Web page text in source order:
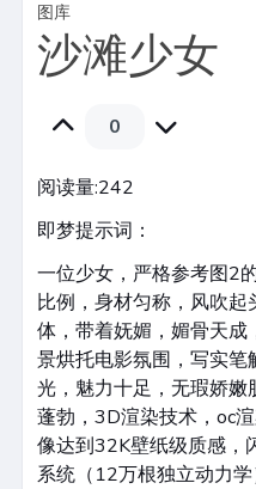
图库
沙滩少女
0
阅读量:242
即梦提示词：
一位少女，严格参考图2
比例，身材匀称，风吹
体，带着妩媚，媚骨天
景烘托电影氛围，写实
光，魅力十足，无瑕娇
蓬勃，3D渲染技术，oc
像达到32K壁纸级质感，
系统（12万根独立动力学